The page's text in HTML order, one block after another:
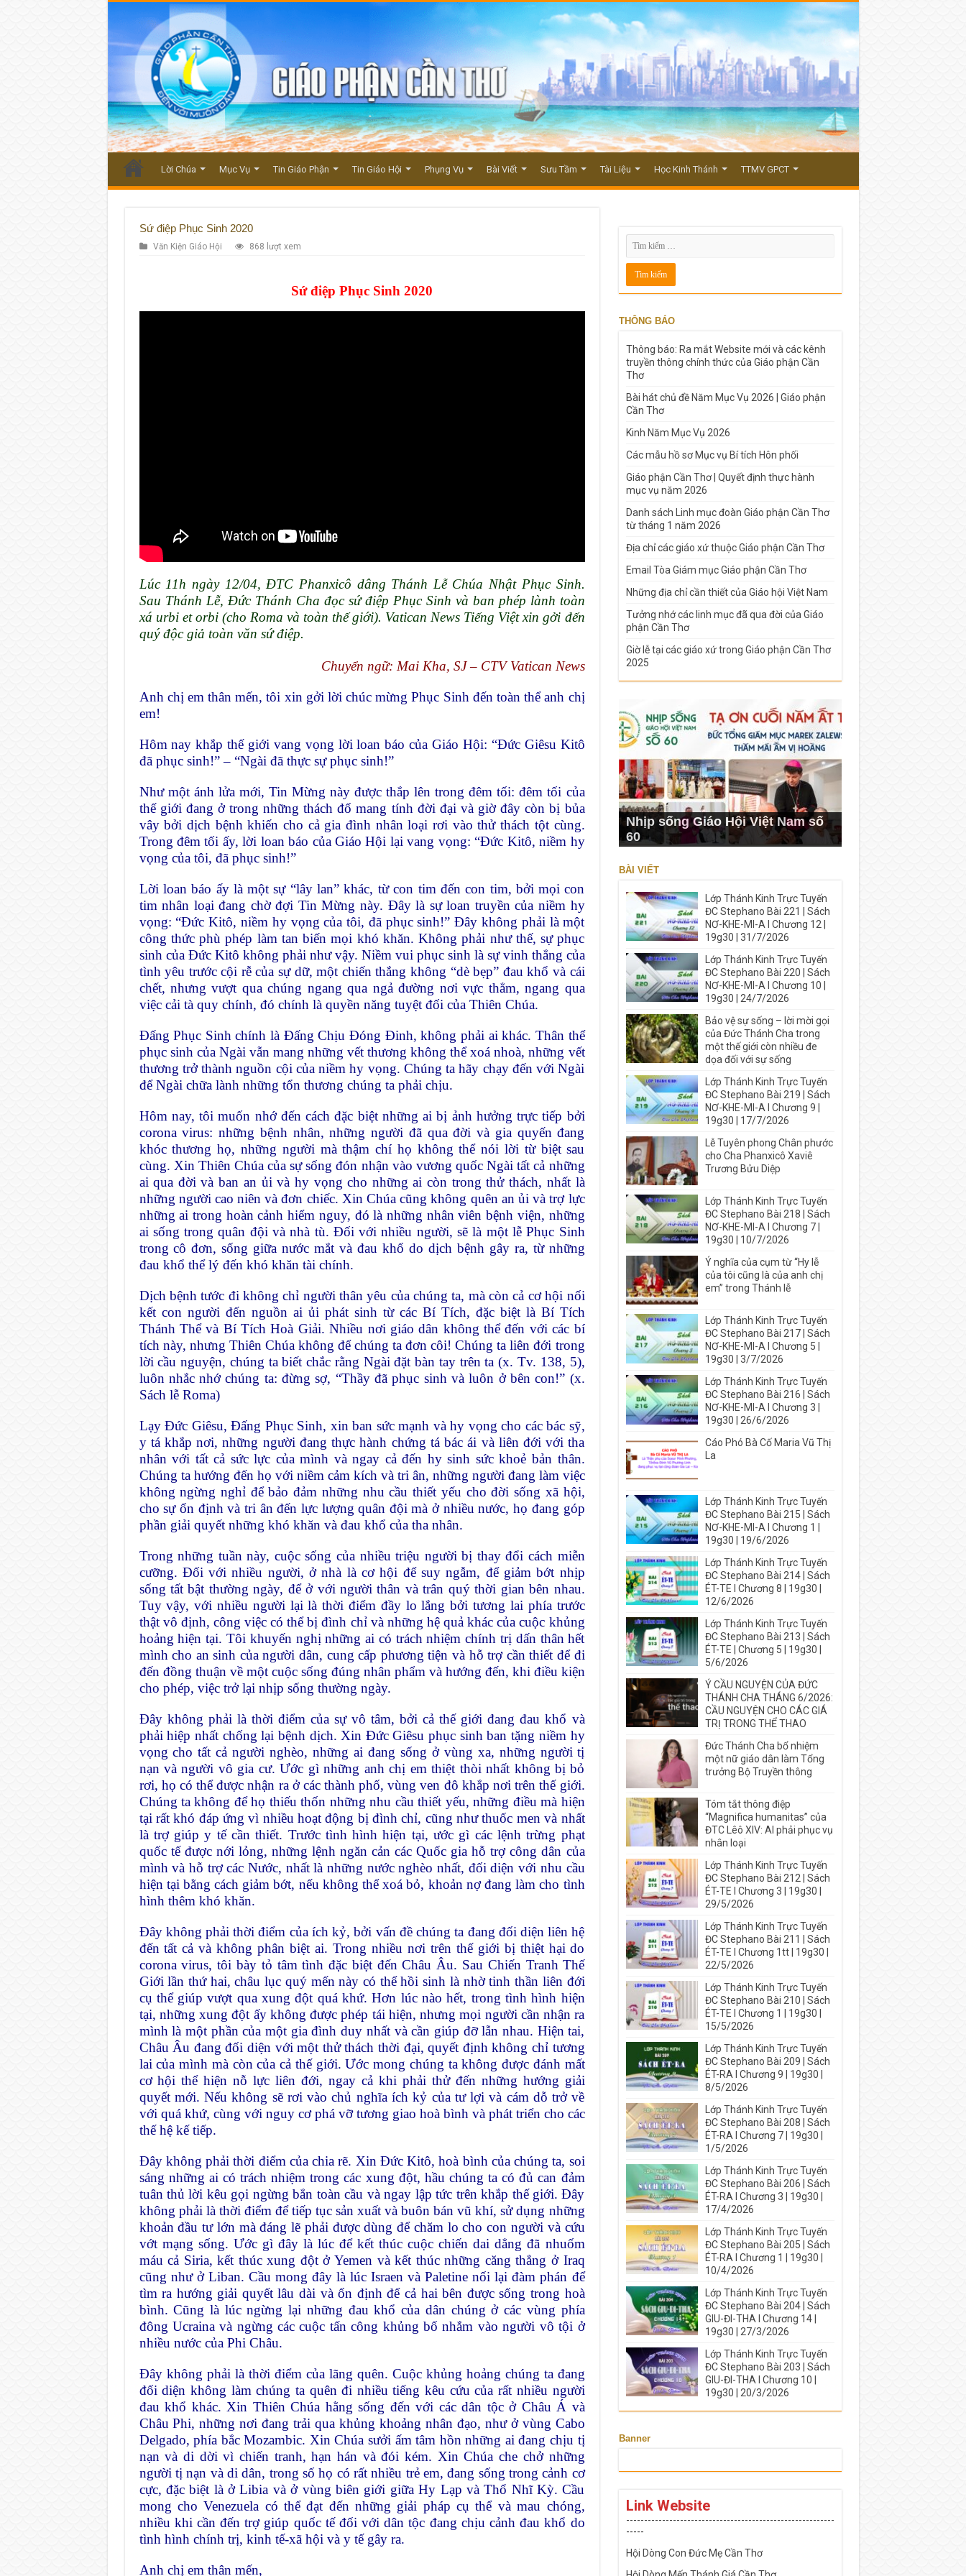
Lời Chúa Mục Vụ Tin Giáo Phận Tin Giáo Hội Phụng Vụ Bài Viết Sưu Tầm Tài Liệu Học Kinh Thánh TTMV GPCT
Sứ điệp Phục Sinh 2020
Văn Kiện Giáo Hội 868 lượt xem
Sứ điệp Phục Sinh 2020
Lúc 11h ngày 12/04, ĐTC Phanxicô dâng Thánh Lễ Chúa Nhật Phục Sinh.
Sau Thánh Lễ, Đức Thánh Cha đọc sứ điệp Phục Sinh và ban phép lành toàn
xá urbi et orbi (cho Roma và toàn thế giới). Vatican News Tiếng Việt xin gởi đến
quý độc giả toàn văn sứ điệp.
Chuyển ngữ: Mai Kha, SJ – CTV Vatican News
Anh chị em thân mến, tôi xin gởi lời chúc mừng Phục Sinh đến toàn thể anh chị
em!
Hôm nay khắp thế giới vang vọng lời loan báo của Giáo Hội: “Đức Giêsu Kitô
đã phục sinh!” – “Ngài đã thực sự phục sinh!”
Như một ánh lửa mới, Tin Mừng này được thắp lên trong đêm tối: đêm tối của
thế giới đang ở trong những thách đố mang tính đời đại và giờ đây còn bị bủa
vây bởi dịch bệnh khiến cho cả gia đình nhân loại rơi vào thử thách tột cùng.
Trong đêm tối ấy, lời loan báo của Giáo Hội lại vang vọng: “Đức Kitô, niềm hy
vọng của tôi, đã phục sinh!”
Lời loan báo ấy là một sự “lây lan” khác, từ con tim đến con tim, bởi mọi con
tim nhân loại đang chờ đợi Tin Mừng này. Đây là sự loan truyền của niềm hy
vọng: “Đức Kitô, niềm hy vọng của tôi, đã phục sinh!” Đây không phải là một
công thức phù phép làm tan biến mọi khó khăn. Không phải như thế, sự phục
sinh của Đức Kitô không phải như vậy. Niềm vui phục sinh là sự vinh thắng của
tình yêu trước cội rễ của sự dữ, một chiến thắng không “dè bẹp” đau khổ và cái
chết, nhưng vượt qua chúng ngang qua ngả đường nơi vực thẳm, ngang qua
việc cải tà quy chính, đó chính là quyền năng tuyệt đối của Thiên Chúa.
Đấng Phục Sinh chính là Đấng Chịu Đóng Đinh, không phải ai khác. Thân thể
phục sinh của Ngài vẫn mang những vết thương không thể xoá nhoà, những vết
thương trở thành nguồn cội của niềm hy vọng. Chúng ta hãy chạy đến với Ngài
để Ngài chữa lành những tổn thương chúng ta phải chịu.
Hôm nay, tôi muốn nhớ đến cách đặc biệt những ai bị ảnh hưởng trực tiếp bởi
corona virus: những bệnh nhân, những người đã qua đời và gia quyến đang
khóc thương họ, những người mà thậm chí họ không thể nói lời từ biệt sau
cùng. Xin Thiên Chúa của sự sống đón nhận vào vương quốc Ngài tất cả những
ai qua đời và ban an ủi và hy vọng cho những ai còn trong thử thách, nhất là
những người cao niên và đơn chiếc. Xin Chúa cũng không quên an ủi và trợ lực
những ai trong hoàn cảnh hiểm nguy, đó là những nhân viên bệnh viện, những
ai sống trong quân đội và nhà tù. Đối với nhiều người, sẽ là một lễ Phục Sinh
trong cô đơn, sống giữa nước mắt và đau khổ do dịch bệnh gây ra, từ những
đau khổ thể lý đến khó khăn tài chính.
Dịch bệnh tước đi không chỉ người thân yêu của chúng ta, mà còn cả cơ hội nối
kết con người đến nguồn ai ủi phát sinh từ các Bí Tích, đặc biệt là Bí Tích
Thánh Thể và Bí Tích Hoà Giải. Nhiều nơi giáo dân không thể đến với các bí
tích này, nhưng Thiên Chúa không để chúng ta đơn côi! Chúng ta liên đới trong
lời cầu nguyện, chúng ta biết chắc rằng Ngài đặt bàn tay trên ta (x. Tv. 138, 5),
luôn nhắc nhớ chúng ta: đừng sợ, “Thầy đã phục sinh và luôn ở bên con!” (x.
Sách lễ Roma)
Lạy Đức Giêsu, Đấng Phục Sinh, xin ban sức mạnh và hy vọng cho các bác sỹ,
y tá khắp nơi, những người đang thực hành chứng tá bác ái và liên đới với tha
nhân với tất cả sức lực của mình và ngay cả đến hy sinh sức khoẻ bản thân.
Chúng ta hướng đến họ với niềm cảm kích và tri ân, những người đang làm việc
không ngừng nghỉ để bảo đảm những nhu cầu thiết yếu cho đời sống xã hội,
cho sự ổn định và tri ân đến lực lượng quân đội mà ở nhiều nước, họ đang góp
phần giải quyết những khó khăn và đau khổ của tha nhân.
Trong những tuần này, cuộc sống của nhiều triệu người bị thay đổi cách miễn
cưỡng. Đối với nhiều người, ở nhà là cơ hội để suy ngẫm, để giảm bớt nhịp
sống tất bật thường ngày, để ở với người thân và trân quý thời gian bên nhau.
Tuy vậy, với nhiều người lại là thời điểm đầy lo lắng bởi tương lai phía trước
thật vô định, công việc có thể bị đình chỉ và những hệ quả khác của cuộc khủng
hoảng hiện tại. Tôi khuyến nghị những ai có trách nhiệm chính trị dấn thân hết
mình cho an sinh của người dân, cung cấp phương tiện và hỗ trợ cần thiết để đi
đến đồng thuận về một cuộc sống đúng nhân phẩm và hướng đến, khi điều kiện
cho phép, việc trở lại nhịp sống thường ngày.
Đây không phải là thời điểm của sự vô tâm, bởi cả thế giới đang đau khổ và
phải hiệp nhất chống lại bệnh dịch. Xin Đức Giêsu phục sinh ban tặng niềm hy
vọng cho tất cả người nghèo, những ai đang sống ở vùng xa, những người tị
nạn và người vô gia cư. Ước gì những anh chị em thiệt thòi nhất không bị bỏ
rơi, họ có thể được nhận ra ở các thành phố, vùng ven đô khắp nơi trên thế giới.
Chúng ta không để họ thiếu thốn những nhu cầu thiết yếu, những điều mà hiện
tại rất khó đáp ứng vì nhiều hoạt động bị đình chỉ, cũng như thuốc men và nhất
là trợ giúp y tế cần thiết. Trước tình hình hiện tại, ước gì các lệnh trừng phạt
quốc tế được nới lỏng, những lệnh ngăn cản các Quốc gia hỗ trợ công dân của
mình và hỗ trợ các Nước, nhất là những nước nghèo nhất, đối diện với nhu cầu
hiện tại bằng cách giảm bớt, nếu không thể xoá bỏ, khoản nợ đang làm cho tình
hình thêm khó khăn.
Đây không phải thời điểm của ích kỷ, bởi vấn đề chúng ta đang đối diện liên hệ
đến tất cả và không phân biệt ai. Trong nhiều nơi trên thế giới bị thiệt hại do
corona virus, tôi bày tỏ tâm tình đặc biệt đến Châu Âu. Sau Chiến Tranh Thế
Giới lần thứ hai, châu lục quý mến này có thể hồi sinh là nhờ tinh thần liên đới
cụ thể giúp vượt qua xung đột quá khứ. Hơn lúc nào hết, trong tình hình hiện
tại, những xung đột ấy không được phép tái hiện, nhưng mọi người cần nhận ra
mình là một phần của một gia đình duy nhất và cần giúp đỡ lẫn nhau. Hiện tai,
Châu Âu đang đối diện với một thử thách thời đại, quyết định không chỉ tương
lai của mình mà còn của cả thế giới. Ước mong chúng ta không được đánh mất
cơ hội thể hiện nỗ lực liên đới, ngay cả khi phải thử đến những hướng giải
quyết mới. Nếu không sẽ rơi vào chủ nghĩa ích kỷ của tư lợi và cám dỗ trở về
với quá khứ, cùng với nguy cơ phá vỡ tương giao hoà bình và phát triển cho các
thế hệ kế tiếp.
Đây không phải thời điểm của chia rẽ. Xin Đức Kitô, hoà bình của chúng ta, soi
sáng những ai có trách nhiệm trong các xung đột, hầu chúng ta có đủ can đảm
tuân thủ lời kêu gọi ngừng bắn toàn cầu và ngay lập tức trên khắp thế giới. Đây
không phải là thời điểm để tiếp tục sản xuất và buôn bán vũ khí, sử dụng những
khoản đầu tư lớn mà đáng lẽ phải được dùng để chăm lo cho con người và cứu
vớt mạng sống. Ước gì đây là lúc để kết thúc cuộc chiến dai dẳng đã nhuốm
máu cả Siria, kết thúc xung đột ở Yemen và kết thúc những căng thẳng ở Iraq
cũng như ở Liban. Cầu mong đây là lúc Israen và Paletine nối lại đàm phán để
tìm ra hướng giải quyết lâu dài và ổn định để cả hai bên được sống trong hoà
bình. Cũng là lúc ngừng lại những đau khổ của dân chúng ở các vùng phía
đông Ucraina và ngừng các cuộc tấn công khủng bố nhắm vào người vô tội ở
nhiều nước của Phi Châu.
Đây không phải là thời điểm của lãng quên. Cuộc khủng hoảng chúng ta đang
đối diện không làm chúng ta quên đi nhiều tiếng kêu cứu của rất nhiều người
đau khổ khác. Xin Thiên Chúa hằng sống đến với các dân tộc ở Châu Á và
Châu Phi, những nơi đang trải qua khủng khoảng nhân đạo, như ở vùng Cabo
Delgado, phía bắc Mozambic. Xin Chúa sưởi ấm tâm hồn những ai đang chịu tị
nạn và di dời vì chiến tranh, hạn hán và đói kém. Xin Chúa che chở những
người tị nạn và di dân, trong số họ có rất nhiều trẻ em, đang sống trong cảnh cơ
cực, đặc biệt là ở Libia và ở vùng biên giới giữa Hy Lạp và Thổ Nhĩ Kỳ. Cầu
mong cho Venezuela có thể đạt đến những giải pháp cụ thể và mau chóng,
nhiều khi cần đến trợ giúp quốc tế đối với dân tộc đang chịu cảnh đau khổ do
tình hình chính trị, kinh tế-xã hội và y tế gây ra.
Anh chị em thân mến,
THÔNG BÁO
Thông báo: Ra mắt Website mới và các kênh
truyền thông chính thức của Giáo phận Cần
Thơ
Bài hát chủ đề Năm Mục Vụ 2026 | Giáo phận
Cần Thơ
Kinh Năm Mục Vụ 2026
Các mẫu hồ sơ Mục vụ Bí tích Hôn phối
Giáo phận Cần Thơ | Quyết định thực hành
mục vụ năm 2026
Danh sách Linh mục đoàn Giáo phận Cần Thơ
từ tháng 1 năm 2026
Địa chỉ các giáo xứ thuộc Giáo phận Cần Thơ
Email Tòa Giám mục Giáo phận Cần Thơ
Những địa chỉ cần thiết của Giáo hội Việt Nam
Tưởng nhớ các linh mục đã qua đời của Giáo
phận Cần Thơ
Giờ lễ tại các giáo xứ trong Giáo phận Cần Thơ
2025
Nhịp sống Giáo Hội Việt Nam số
60
BÀI VIẾT
Lớp Thánh Kinh Trực Tuyến
ĐC Stephano Bài 221 | Sách
NƠ-KHE-MI-A I Chương 12 |
19g30 | 31/7/2026
Lớp Thánh Kinh Trực Tuyến
ĐC Stephano Bài 220 | Sách
NƠ-KHE-MI-A I Chương 10 |
19g30 | 24/7/2026
Bảo vệ sự sống – lời mời gọi
của Đức Thánh Cha trong
một thế giới còn nhiều đe
dọa đối với sự sống
Lớp Thánh Kinh Trực Tuyến
ĐC Stephano Bài 219 | Sách
NƠ-KHE-MI-A I Chương 9 |
19g30 | 17/7/2026
Lễ Tuyên phong Chân phước
cho Cha Phanxicô Xaviê
Trương Bửu Diệp
Lớp Thánh Kinh Trực Tuyến
ĐC Stephano Bài 218 | Sách
NƠ-KHE-MI-A I Chương 7 |
19g30 | 10/7/2026
Ý nghĩa của cụm từ “Hy lễ
của tôi cũng là của anh chị
em” trong Thánh lễ
Lớp Thánh Kinh Trực Tuyến
ĐC Stephano Bài 217 | Sách
NƠ-KHE-MI-A I Chương 5 |
19g30 | 3/7/2026
Lớp Thánh Kinh Trực Tuyến
ĐC Stephano Bài 216 | Sách
NƠ-KHE-MI-A I Chương 3 |
19g30 | 26/6/2026
Cáo Phó Bà Cố Maria Vũ Thị
La
Lớp Thánh Kinh Trực Tuyến
ĐC Stephano Bài 215 | Sách
NƠ-KHE-MI-A I Chương 1 |
19g30 | 19/6/2026
Lớp Thánh Kinh Trực Tuyến
ĐC Stephano Bài 214 | Sách
ÉT-TE I Chương 8 | 19g30 |
12/6/2026
Lớp Thánh Kinh Trực Tuyến
ĐC Stephano Bài 213 | Sách
ÉT-TE | Chương 5 | 19g30 |
5/6/2026
Ý CẦU NGUYỆN CỦA ĐỨC
THÁNH CHA THÁNG 6/2026:
CẦU NGUYỆN CHO CÁC GIÁ
TRỊ TRONG THỂ THAO
Đức Thánh Cha bổ nhiệm
một nữ giáo dân làm Tổng
trưởng Bộ Truyền thông
Tóm tắt thông điệp
“Magnifica humanitas” của
ĐTC Lêô XIV: AI phải phục vụ
nhân loại
Lớp Thánh Kinh Trực Tuyến
ĐC Stephano Bài 212 | Sách
ÉT-TE I Chương 3 | 19g30 |
29/5/2026
Lớp Thánh Kinh Trực Tuyến
ĐC Stephano Bài 211 | Sách
ÉT-TE I Chương 1tt | 19g30 |
22/5/2026
Lớp Thánh Kinh Trực Tuyến
ĐC Stephano Bài 210 | Sách
ÉT-TE I Chương 1 | 19g30 |
15/5/2026
Lớp Thánh Kinh Trực Tuyến
ĐC Stephano Bài 209 | Sách
ÉT-RA I Chương 9 | 19g30 |
8/5/2026
Lớp Thánh Kinh Trực Tuyến
ĐC Stephano Bài 208 | Sách
ÉT-RA I Chương 7 | 19g30 |
1/5/2026
Lớp Thánh Kinh Trực Tuyến
ĐC Stephano Bài 206 | Sách
ÉT-RA I Chương 3 | 19g30 |
17/4/2026
Lớp Thánh Kinh Trực Tuyến
ĐC Stephano Bài 205 | Sách
ÉT-RA I Chương 1 | 19g30 |
10/4/2026
Lớp Thánh Kinh Trực Tuyến
ĐC Stephano Bài 204 | Sách
GIU-ĐI-THA I Chương 14 |
19g30 | 27/3/2026
Lớp Thánh Kinh Trực Tuyến
ĐC Stephano Bài 203 | Sách
GIU-ĐI-THA I Chương 10 |
19g30 | 20/3/2026
Banner
Link Website
----------------------------------------------------------
-----
Hội Dòng Con Đức Mẹ Cần Thơ